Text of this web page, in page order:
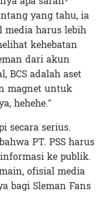
yang tahu, ia
media harus lebih
kehebatan
dari akun
BCS adalah aset
magnet untuk
hehehe.”
secara serius.
PT. PSS harus
ke publik.
ofisial media
bagi Sleman Fans